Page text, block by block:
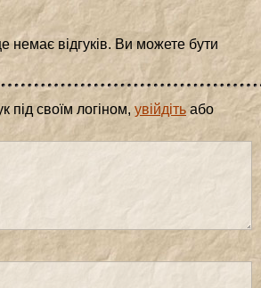
немає відгуків. Ви можете бути
під своїм логіном,увійдітьабо